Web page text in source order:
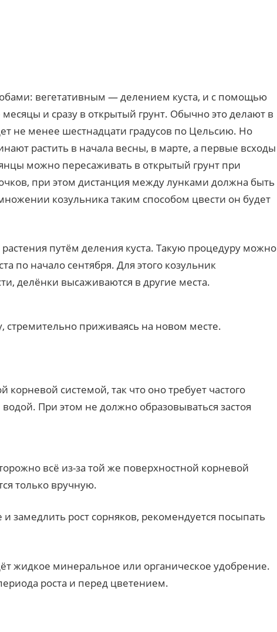
вегетативным — делением куста, и с помощью
и сразу в открытый грунт. Обычно это делают в
не менее шестнадцати градусов по Цельсию. Но
растить в начала весны, в марте, а первые всходы
можно пересаживать в открытый грунт при
при этом дистанция между лунками должна быть
козульника таким способом цвести он будет
путём деления куста. Такую процедуру можно
по начало сентября. Для этого козульник
делёнки высаживаются в другие места.
стремительно приживаясь на новом месте.
системой, так что оно требует частого
При этом не должно образовываться застоя
всё из-за той же поверхностной корневой
только вручную.
замедлить рост сорняков, рекомендуется посыпать
жидкое минеральное или органическое удобрение.
роста и перед цветением.